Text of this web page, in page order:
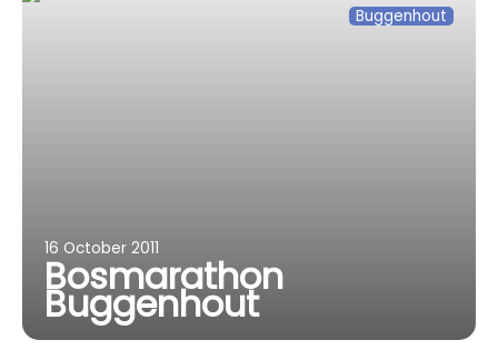
Buggenhout
16 October 2011
Bosmarathon
Buggenhout